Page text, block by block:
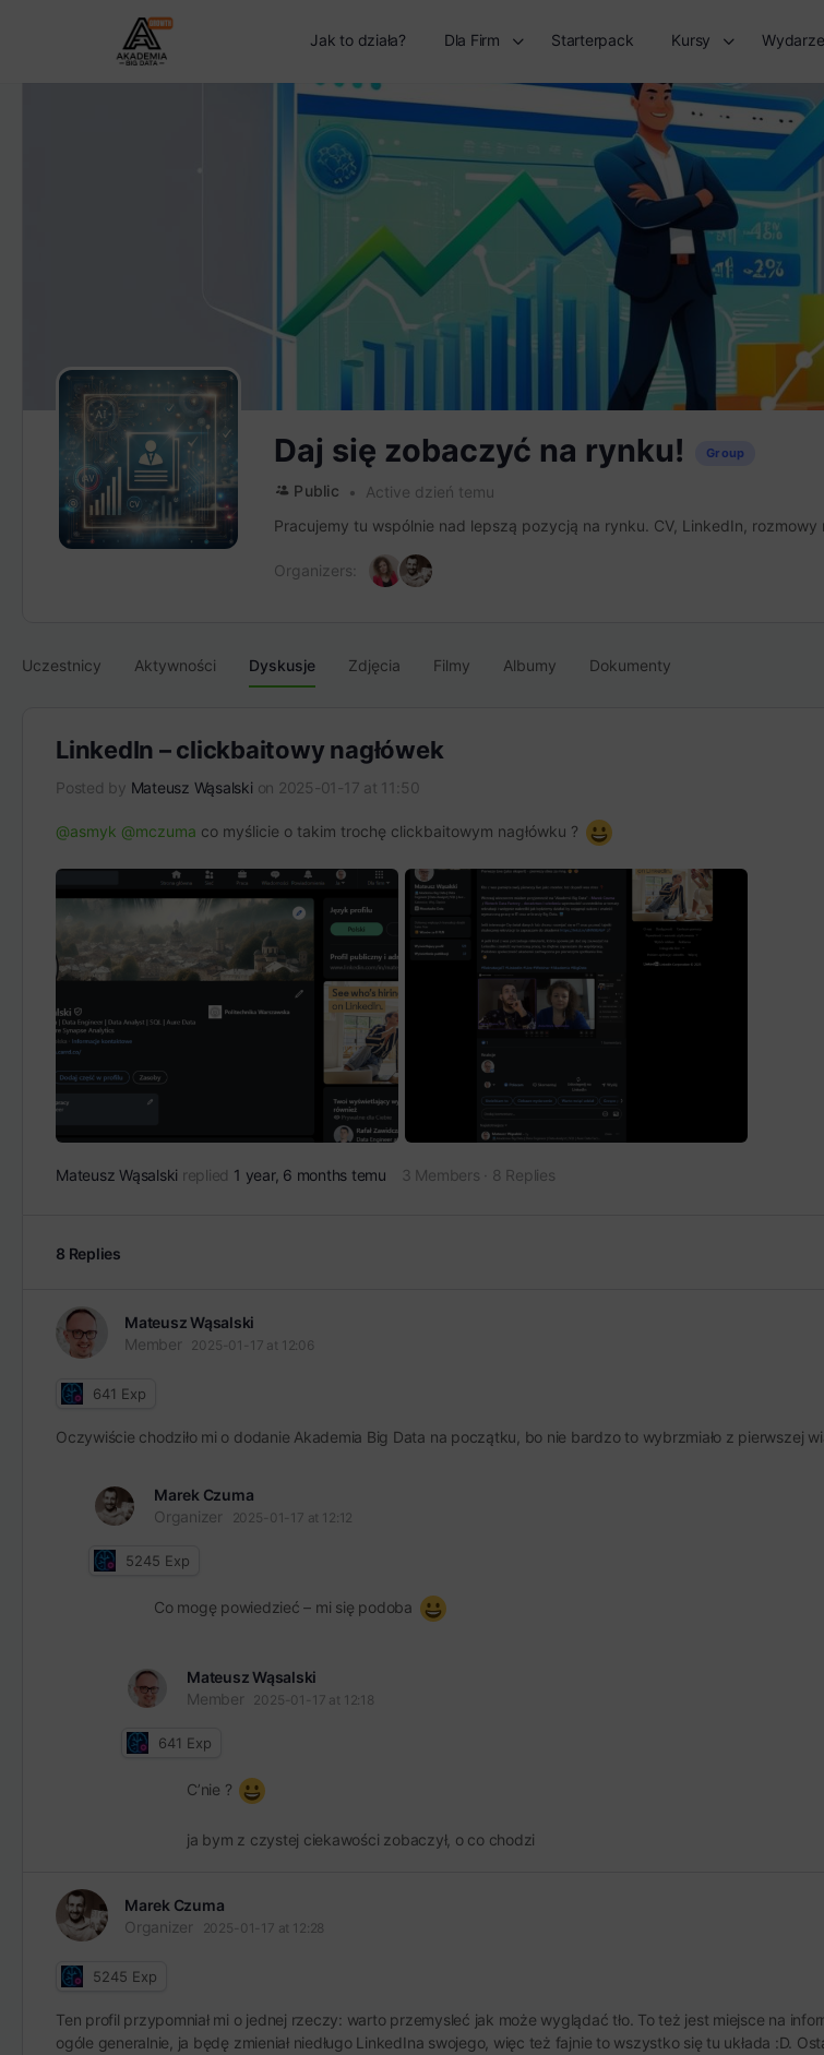
Jak to działa? Dla Firm Starterpack Kursy
Daj się zobaczyć na rynku! Group
Public
Active dzień temu
Pracujemy tu wspólnie nad lepszą pozycją na rynku. CV, LinkedIn, rozmowy
Organizers:
Uczestnicy Aktywności Dyskusje Zdjęcia Filmy Albumy Dokumenty
LinkedIn – clickbaitowy nagłówek
Posted by Mateusz Wąsalski on 2025-01-17 at 11:50
@asmyk @mczuma co myślicie o takim trochę clickbaitowym nagłówku ?
Mateusz Wąsalski replied 1 year, 6 months temu 3 Members · 8 Replies
8 Replies
Mateusz Wąsalski
Member
2025-01-17 at 12:06
641 Exp
Oczywiście chodziło mi o dodanie Akademia Big Data na początku, bo nie bardzo to wybrzmiało z pierwszej
Marek Czuma
Organizer
2025-01-17 at 12:12
5245 Exp
Co mogę powiedzieć – mi się podoba
Mateusz Wąsalski
Member
2025-01-17 at 12:18
641 Exp
C’nie ?
ja bym z czystej ciekawości zobaczył, o co chodzi
Marek Czuma
Organizer
2025-01-17 at 12:28
5245 Exp
Ten profil przypomniał mi o jednej rzeczy: warto przemysleć jak może wyglądać tło. To też jest miejsce na
ogóle generalnie, ja będę zmieniał niedługo LinkedIna swojego, więc też fajnie to wszystko się tu układa :D.